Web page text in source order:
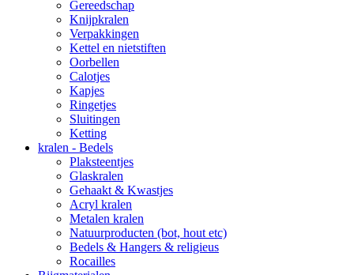
Gereedschap
Knijpkralen
Verpakkingen
Kettel en nietstiften
Oorbellen
Calotjes
Kapjes
Ringetjes
Sluitingen
Ketting
kralen - Bedels
Plaksteentjes
Glaskralen
Gehaakt & Kwastjes
Acryl kralen
Metalen kralen
Natuurproducten (bot, hout etc)
Bedels & Hangers & religieus
Rocailles